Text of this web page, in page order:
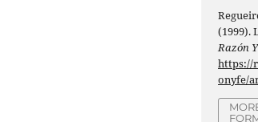
(1999).
Razón
https://
onyfe/